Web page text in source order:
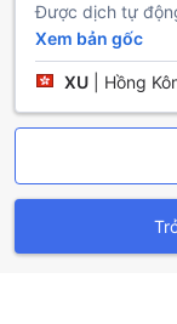
Tiện Nghi Phòng
Tại Town Check-
đến sự thoải mái
hòa không khí
kể thời tiết bên
kênh vệ tinh/
phim và chương
của mình. Ngoài
phim trong nhà,
Để nâng cao trải
Được dịch tự
Xem bản gốc
XU Hồng